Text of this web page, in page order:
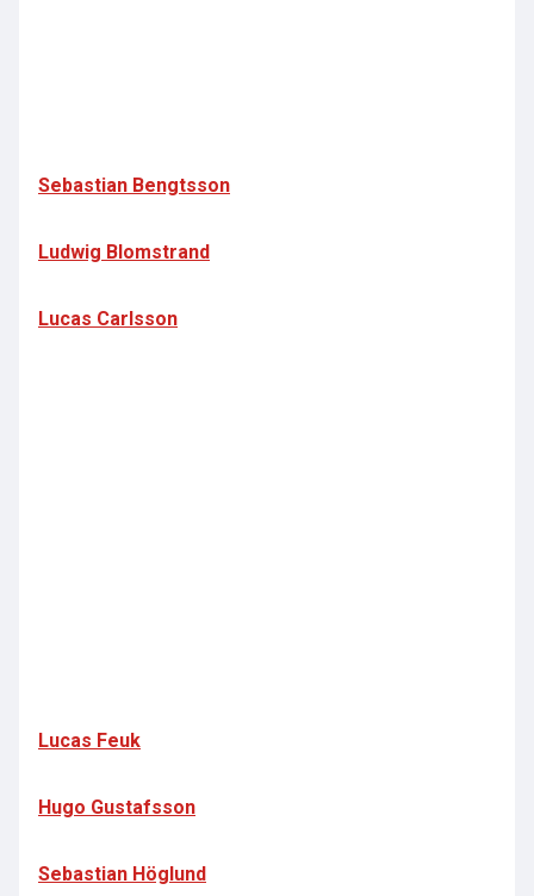
Sebastian Bengtsson
Ludwig Blomstrand
Lucas Carlsson
Lucas Feuk
Hugo Gustafsson
Sebastian Höglund